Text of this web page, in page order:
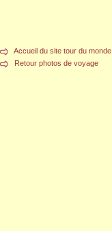
Accueil du site tour du monde
Retour photos de voyage